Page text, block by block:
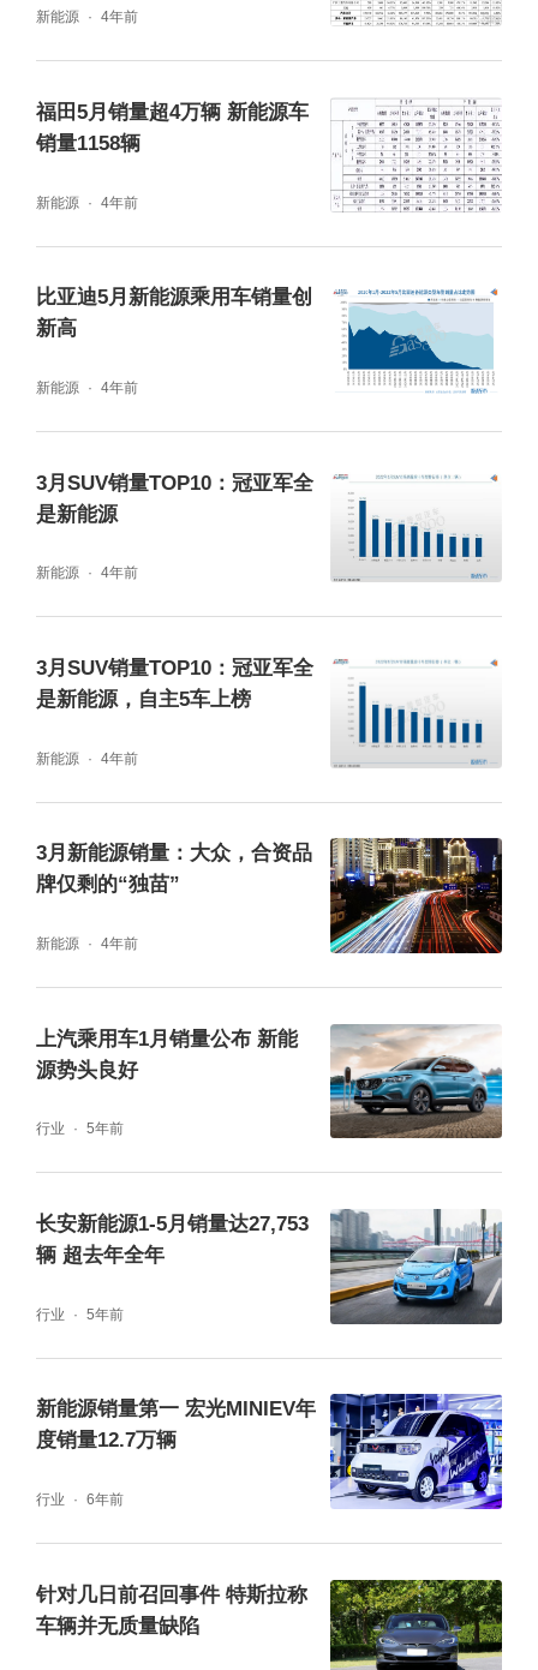
那么就像本段小标题所言，俨然需要更多的品
牌挺身而出，与比亚迪之间形成一种互相促进
的良性竞争。好在，作为旁观者，请不要忘记
一家美国新能源车企的存在。而在之前的文章
中，就已大胆预测：未来5年内，中国新能源
市场的格局，基本上将会以自主品牌代表的比
亚迪与外资品牌代表的特斯拉，二者之间的你
追我赶为主。只不过，受限于上海疫情，最近
一段时间后者产能端受到影响，销量层面稍
显“沉寂”，但并不代表其需求端存在任何问
题。作为论据，端午假期走访其终端门店发
并且从乘联会数据来看，5月特斯拉批发销量
售出9,825辆，大伤的“元气”无疑正处在恢复之
中。而根据路透社消息，截至北京时间6月9
日，特斯拉上海工厂的产能已经100%达到疫
情前水平，预计本月将生产7.1万辆新车。换算
到每天，将制造超2,300辆。一场硬碰硬的较
量，俨然重新拉开了帷幕。建立新秩序本段开
篇，首先将视线聚焦在2022年5月新能源轿车
排行榜上，没有太大的悬念，仍在享受A00级
市场红利的五菱宏光MINIEV，继续以29,169
辆的销量表现，稳坐冠军位置。
新能源 4年前
福田5月销量超4万辆 新能源车
销量1158辆
新能源 4年前
比亚迪5月新能源乘用车销量创
新高
新能源 4年前
3月SUV销量TOP10：冠亚军全
是新能源
新能源 4年前
3月SUV销量TOP10：冠亚军全
是新能源，自主5车上榜
新能源 4年前
3月新能源销量：大众，合资品
牌仅剩的“独苗”
新能源 4年前
上汽乘用车1月销量公布 新能
源势头良好
行业 5年前
长安新能源1-5月销量达27,753
辆 超去年全年
行业 5年前
新能源销量第一 宏光MINIEV年
度销量12.7万辆
行业 6年前
针对几日前召回事件 特斯拉称
车辆并无质量缺陷